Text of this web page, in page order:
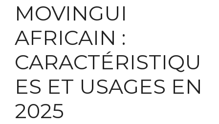
MOVINGUI
AFRICAIN :
CARACTÉRISTIQU
ES ET USAGES EN
2025